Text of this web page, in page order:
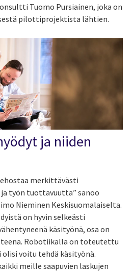
Tuomo Pursiainen, joka on
pilottiprojektista lähtien.
ja niiden
merkittävästi
ja työn tuottavuutta” sanoo
Nieminen Keskisuomalaiselta.
on hyvin selkeästi
käsityönä, osa on
Robotiikalla on toteutettu
voitu tehdä käsityönä.
meille saapuvien laskujen